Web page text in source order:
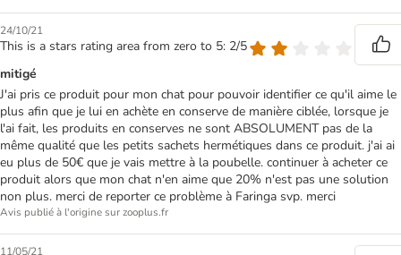
24/10/21
This is a stars rating area from zero to 5: 2/5
mitigé
J'ai pris ce produit pour mon chat pour pouvoir identifier ce qu'il aime le
plus afin que je lui en achète en conserve de manière ciblée, lorsque je
l'ai fait, les produits en conserves ne sont ABSOLUMENT pas de la
même qualité que les petits sachets hermétiques dans ce produit. j'ai ai
eu plus de 50€ que je vais mettre à la poubelle. continuer à acheter ce
produit alors que mon chat n'en aime que 20% n'est pas une solution
non plus. merci de reporter ce problème à Faringa svp. merci
Avis publié à l'origine sur zooplus.fr
11/05/21